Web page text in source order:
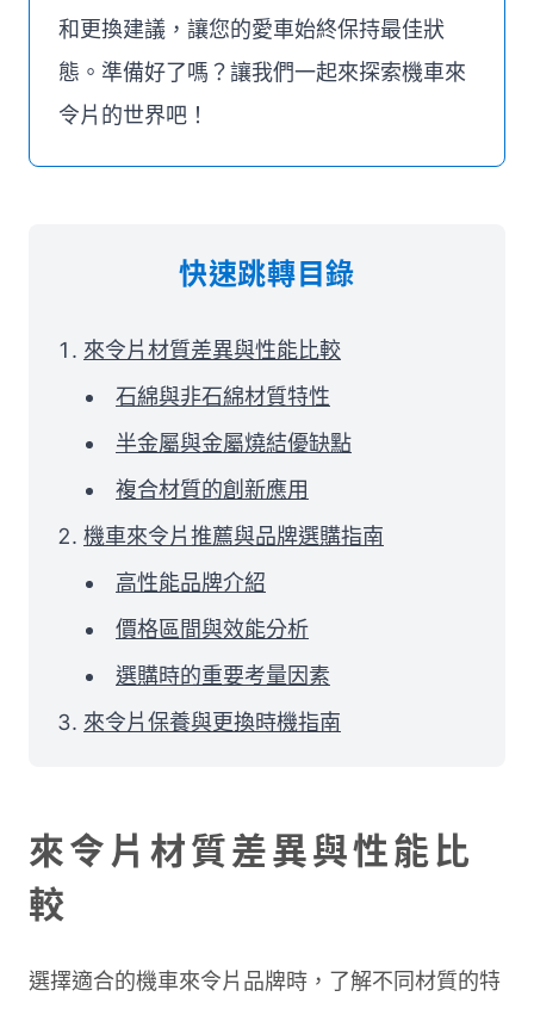
和更換建議，讓您的愛車始終保持最佳狀
態。準備好了嗎？讓我們一起來探索機車來
令片的世界吧！
快速跳轉目錄
來令片材質差異與性能比較
石綿與非石綿材質特性
半金屬與金屬燒結優缺點
複合材質的創新應用
機車來令片推薦與品牌選購指南
高性能品牌介紹
價格區間與效能分析
選購時的重要考量因素
來令片保養與更換時機指南
來令片材質差異與性能比
較
選擇適合的機車來令片品牌時，了解不同材質的特